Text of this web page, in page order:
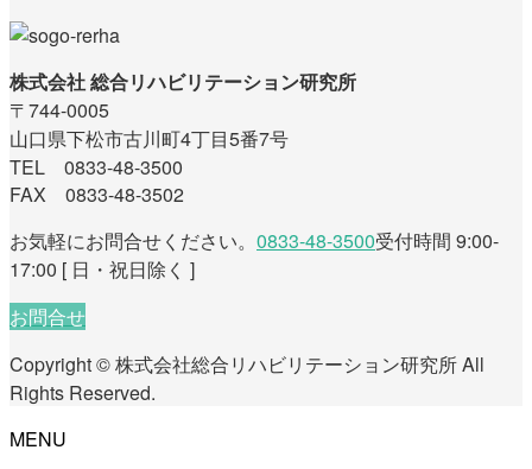
株式会社 総合リハビリテーション研究所
〒744-0005
山口県下松市古川町4丁目5番7号
TEL 0833-48-3500
FAX 0833-48-3502
お気軽にお問合せください。 0833-48-3500受付時間 9:00-
17:00 [ 日・祝日除く ]
お問合せ
Copyright © 株式会社総合リハビリテーション研究所 All
Rights Reserved.
MENU